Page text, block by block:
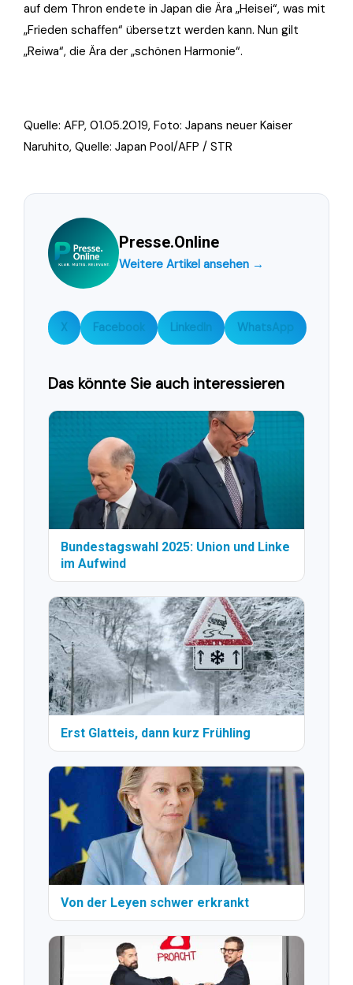
auf dem Thron endete in Japan die Ära „Heisei“, was mit
„Frieden schaffen“ übersetzt werden kann. Nun gilt
„Reiwa“, die Ära der „schönen Harmonie“.
Quelle: AFP, 01.05.2019, Foto: Japans neuer Kaiser
Naruhito, Quelle: Japan Pool/AFP / STR
Presse.Online
Weitere Artikel ansehen →
X Facebook LinkedIn WhatsApp
Das könnte Sie auch interessieren
Bundestagswahl 2025: Union und Linke
im Aufwind
Erst Glatteis, dann kurz Frühling
Von der Leyen schwer erkrankt